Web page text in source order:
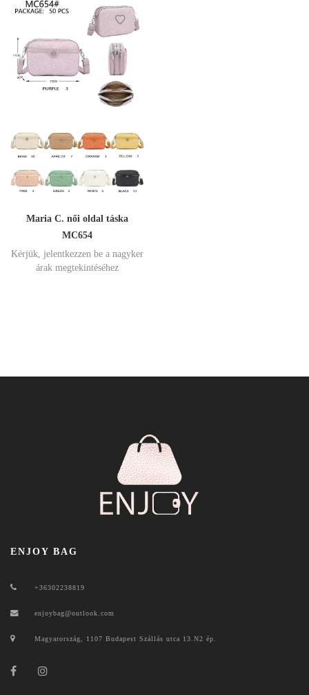
Maria C. női oldal táska
MC654
Kérjük, jelentkezzen be a nagyker
árak megtekintéséhez
ENJOY BAG
+36302238819
enjoybag@outlook.com
Magyarország, 1107 Budapest Szállás utca 13.N2 ép.